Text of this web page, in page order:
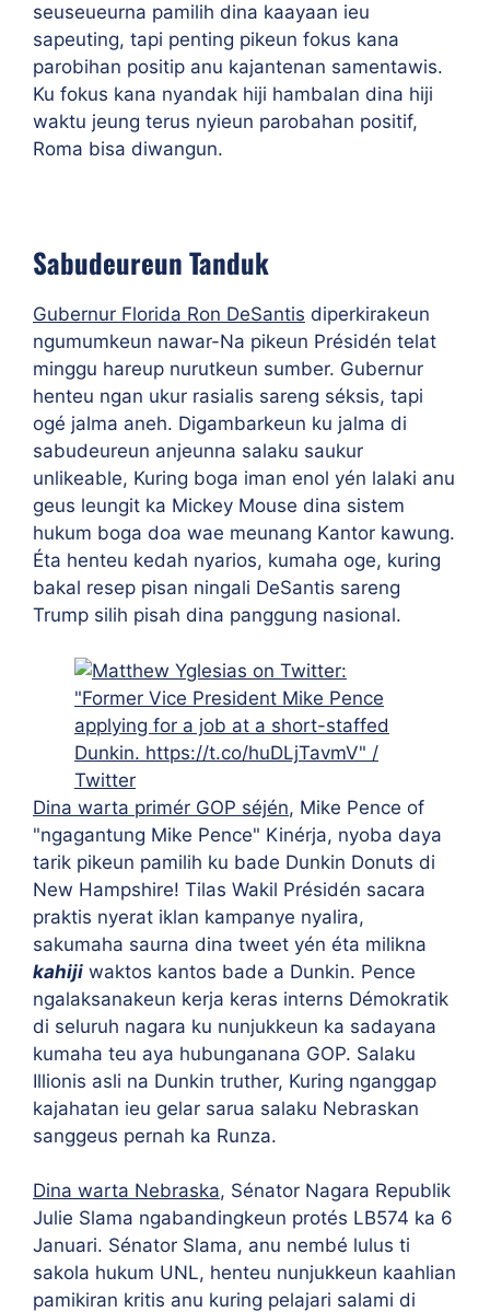
seuseueurna pamilih dina kaayaan ieu
sapeuting, tapi penting pikeun fokus kana
parobihan positip anu kajantenan samentawis.
Ku fokus kana nyandak hiji hambalan dina hiji
waktu jeung terus nyieun parobahan positif,
Roma bisa diwangun.
Sabudeureun Tanduk
Gubernur Florida Ron DeSantis diperkirakeun
ngumumkeun nawar-Na pikeun Présidén telat
minggu hareup nurutkeun sumber. Gubernur
henteu ngan ukur rasialis sareng séksis, tapi
ogé jalma aneh. Digambarkeun ku jalma di
sabudeureun anjeunna salaku saukur
unlikeable, Kuring boga iman enol yén lalaki anu
geus leungit ka Mickey Mouse dina sistem
hukum boga doa wae meunang Kantor kawung.
Éta henteu kedah nyarios, kumaha oge, kuring
bakal resep pisan ningali DeSantis sareng
Trump silih pisah dina panggung nasional.
Dina warta primér GOP séjén, Mike Pence of
"ngagantung Mike Pence" Kinérja, nyoba daya
tarik pikeun pamilih ku bade Dunkin Donuts di
New Hampshire! Tilas Wakil Présidén sacara
praktis nyerat iklan kampanye nyalira,
sakumaha saurna dina tweet yén éta milikna
kahiji waktos kantos bade a Dunkin. Pence
ngalaksanakeun kerja keras interns Démokratik
di seluruh nagara ku nunjukkeun ka sadayana
kumaha teu aya hubunganana GOP. Salaku
Illionis asli na Dunkin truther, Kuring nganggap
kajahatan ieu gelar sarua salaku Nebraskan
sanggeus pernah ka Runza.
Dina warta Nebraska, Sénator Nagara Republik
Julie Slama ngabandingkeun protés LB574 ka 6
Januari. Sénator Slama, anu nembé lulus ti
sakola hukum UNL, henteu nunjukkeun kaahlian
pamikiran kritis anu kuring pelajari salami di